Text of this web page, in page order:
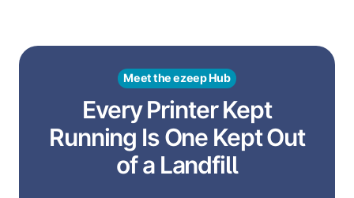
Meet the ezeep Hub
Every Printer Kept
Running Is One Kept Out
of a Landfill